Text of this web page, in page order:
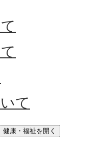
て
健康・福祉を開く